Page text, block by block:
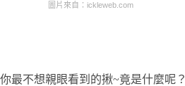
圖片來自：ickleweb.com
最不想親眼看到的揪~竟是什麼呢？